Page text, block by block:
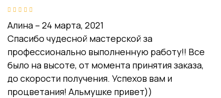
Алина – 24 марта, 2021
Спасибо чудесной мастерской за
профессионально выполненную работу!! Все
было на высоте, от момента принятия заказа,
до скорости получения. Успехов вам и
процветания! Альмушке привет))